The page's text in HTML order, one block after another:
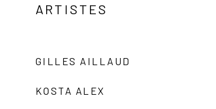
ARTISTES
GILLES AILLAUD
KOSTA ALEX